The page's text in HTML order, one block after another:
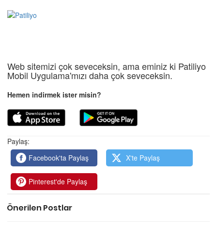
Web sitemizi çok seveceksin, ama eminiz ki Patiliyo
Mobil Uygulama'mızı daha çok seveceksin.
Hemen indirmek ister misin?
Paylaş:
Facebook'ta Paylaş
X'te Paylaş
Pinterest'de Paylaş
Önerilen Postlar